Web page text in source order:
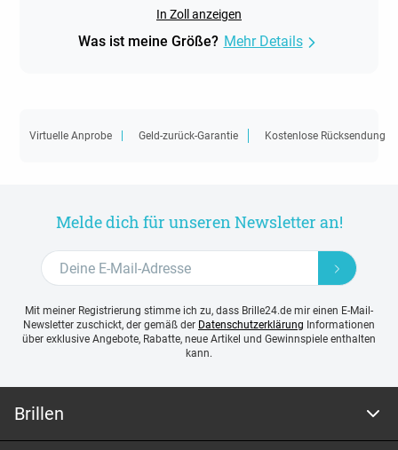
In Zoll anzeigen
Was ist meine Größe? Mehr Details
Virtuelle Anprobe Geld-zurück-Garantie Kostenlose Rücksendung
Melde dich für unseren Newsletter an!
Mit meiner Registrierung stimme ich zu, dass Brille24.de mir einen E-Mail-
Newsletter zuschickt, der gemäß der Datenschutzerklärung Informationen
über exklusive Angebote, Rabatte, neue Artikel und Gewinnspiele enthalten
kann.
Brillen